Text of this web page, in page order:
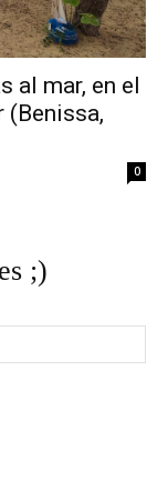
al mar, en el
(Benissa,
0
;)